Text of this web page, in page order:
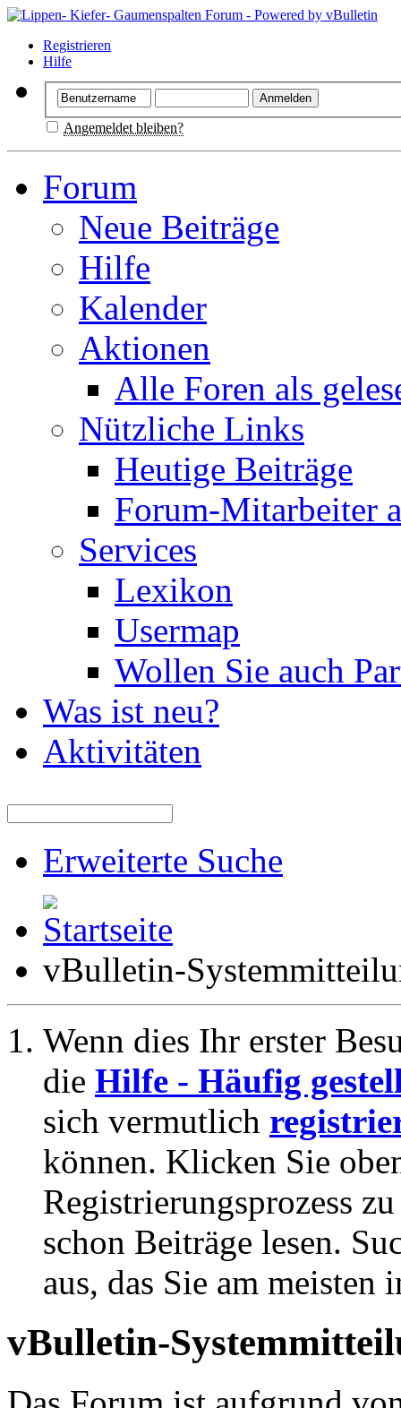
Registrieren
Hilfe
Angemeldet bleiben?
Forum
Neue Beiträge
Hilfe
Kalender
Aktionen
Alle Foren als
Nützliche Links
Heutige Beiträge
Forum-Mitarbeiter
Services
Lexikon
Usermap
Wollen Sie auch
Was ist neu?
Aktivitäten
Erweiterte Suche
vBulletin-
Wenn dies Ihr erster
die Hilfe - Häufig
sich vermutlich
können. Klicken Sie
Registrierungsprozess
schon Beiträge lesen.
aus, das Sie am meisten
vBulletin-